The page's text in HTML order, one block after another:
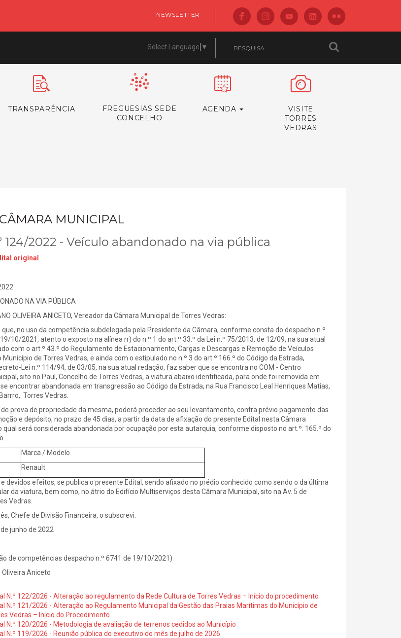
NEWSLETTER
Select Language ▼
TRANSPARÊNCIA
FREGUESIAS SEDE
CONCELHO
AGENDA
VISITE
TORRES
VEDRAS
MUNICIPAL
124/2022 - Veículo abandonado na via pública
original
NA VIA PÚBLICA
OLIVEIRA ANICETO, Vereador da Câmara Municipal de Torres Vedras:
que, no uso da competência subdelegada pela Presidente da Câmara, conforme consta do despacho n.º
10/2021, atento o exposto na alínea rr) do n.º 1 do art.º 33.º da Lei n.º 75/2013, de 12/09, na sua atual
com o art.º 43.º do Regulamento de Estacionamento, Cargas e Descargas e Remoção de Veículos
de Torres Vedras, e ainda com o estipulado no n.º 3 do art.º 166.º do Código da Estrada,
Lei n.º 114/94, de 03/05, na sua atual redação, faz saber que se encontra no COM - Centro
sito no Paul, Concelho de Torres Vedras, a viatura abaixo identificada, para onde foi removida em
encontrar abandonada em transgressão ao Código da Estrada, na Rua Francisco Leal Henriques Matias,
Torres Vedras.
prova de propriedade da mesma, poderá proceder ao seu levantamento, contra prévio pagamento das
e depósito, no prazo de 45 dias, a partir da data de afixação do presente Edital nesta Câmara
qual será considerada abandonada por ocupação por esta autarquia, conforme disposto no art.º. 165.º do
Marca / Modelo
Renault
e devidos efeitos, se publica o presente Edital, sendo afixado no prédio conhecido como sendo o da última
da viatura, bem como, no átrio do Edifício Multiserviços desta Câmara Municipal, sito na Av. 5 de
Vedras.
Chefe de Divisão Financeira, o subscrevi.
junho de 2022
de competências despacho n.º 6741 de 19/10/2021)
Oliveira Aniceto
N.º 122/2026 - Alteração ao regulamento da Rede Cultura de Torres Vedras – Início do procedimento
N.º 121/2026 - Alteração ao Regulamento Municipal da Gestão das Praias Marítimas do Município de
Vedras – Inicio do Procedimento
N.º 120/2026 - Metodologia de avaliação de terrenos cedidos ao Município
N.º 119/2026 - Reunião pública do executivo do mês de julho de 2026